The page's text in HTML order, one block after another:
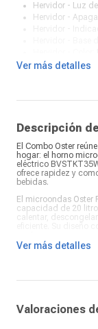
Hervidor - Luz
Hervidor -
Hervidor - Filtro
Microondas -
Ver más detalles
Descripción
El Combo Oster
hogar: el horno
eléctrico
ofrece rapidez y
bebidas.
El microondas Oster
capacidad de 20
calentar,
convierte en un
Ver más detalles
Valoraciones